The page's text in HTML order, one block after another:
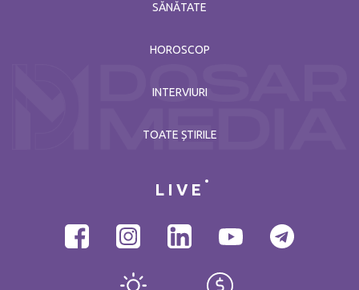
SĂNĂTATE
HOROSCOP
INTERVIURI
TOATE ȘTIRILE
LIVE